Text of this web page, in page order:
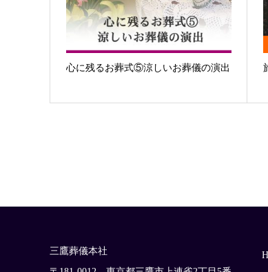
心に残るお葬式⑤涼しいお葬儀の演出
三鷹葬儀本社